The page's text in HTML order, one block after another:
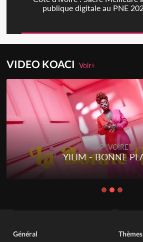
publique digitale au PNE
VIDEO KOACIVoir+
RAP IVOIRE
YILIM - BONNE
Général Thèmes